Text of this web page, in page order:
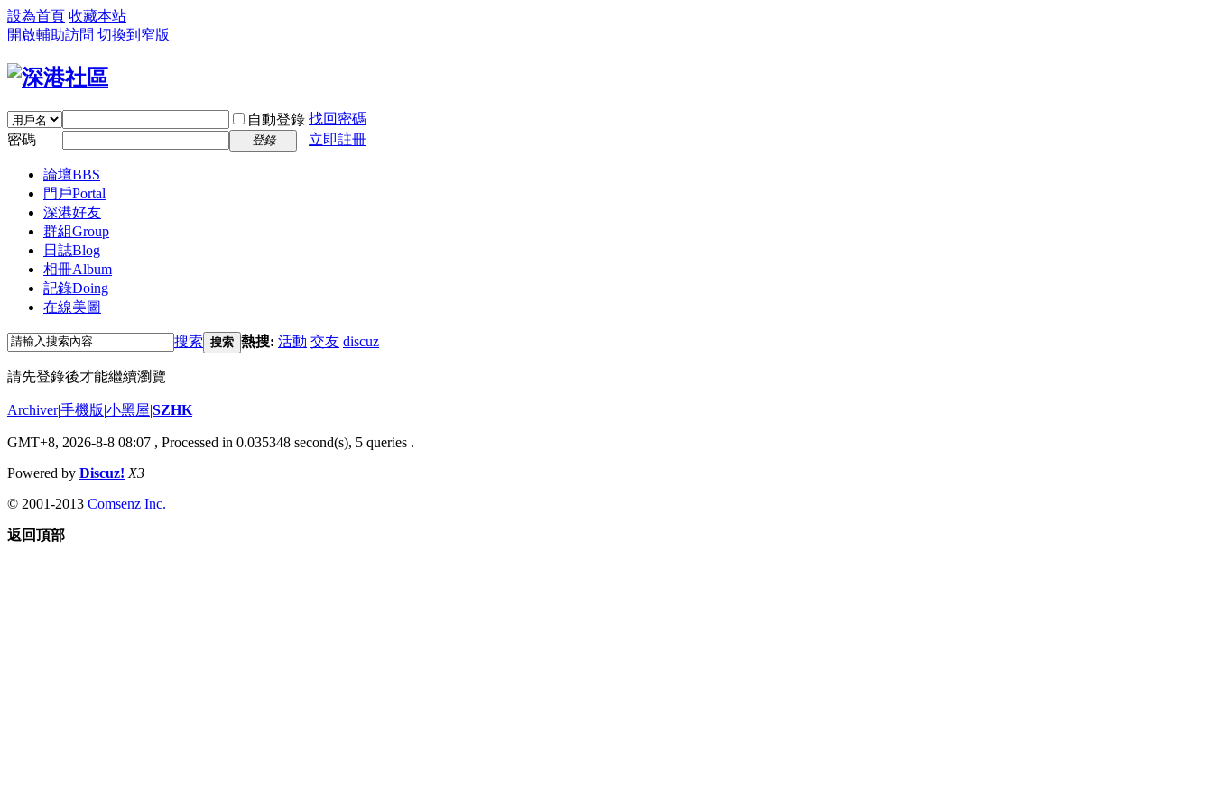
設為首頁 收藏本站
開啟輔助訪問 切換到窄版
自動登錄 找回密碼
密碼
登錄 立即註冊
論壇BBS
門戶Portal
深港好友
群組Group
日誌Blog
相冊Album
記錄Doing
在線美圖
搜索 搜索 熱搜: 活動 交友 discuz
請先登錄後才能繼續瀏覽
Archiver|手機版|小黑屋|SZHK
GMT+8, 2026-8-8 08:07 , Processed in 0.035348 second(s), 5 queries .
Powered by Discuz! X3
© 2001-2013 Comsenz Inc.
返回頂部